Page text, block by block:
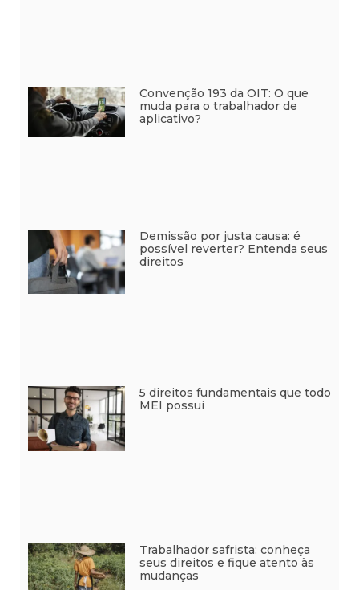
Convenção 193 da OIT: O que
muda para o trabalhador de
aplicativo?
Demissão por justa causa: é
possível reverter? Entenda seus
direitos
5 direitos fundamentais que todo
MEI possui
Trabalhador safrista: conheça
seus direitos e fique atento às
mudanças